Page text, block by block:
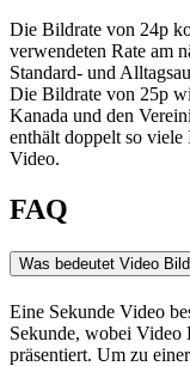
Die Bildrate von 24p
verwendeten Rate am
Standard- und
Die Bildrate von 25p
Kanada und den
enthält doppelt so
Video.
FAQ
Was bedeutet Video
Eine Sekunde Video
Sekunde, wobei
präsentiert. Um zu